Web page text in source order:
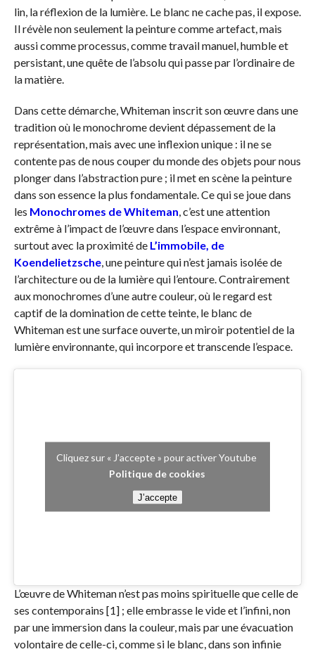
lin, la réflexion de la lumière. Le blanc ne cache pas, il expose.
Il révèle non seulement la peinture comme artefact, mais
aussi comme processus, comme travail manuel, humble et
persistant, une quête de l’absolu qui passe par l’ordinaire de
la matière.
Dans cette démarche, Whiteman inscrit son œuvre dans une
tradition où le monochrome devient dépassement de la
représentation, mais avec une inflexion unique : il ne se
contente pas de nous couper du monde des objets pour nous
plonger dans l’abstraction pure ; il met en scène la peinture
dans son essence la plus fondamentale. Ce qui se joue dans
les Monochromes de Whiteman, c’est une attention
extrême à l’impact de l’œuvre dans l’espace environnant,
surtout avec la proximité de L’immobile, de
Koendelietzsche, une peinture qui n’est jamais isolée de
l’architecture ou de la lumière qui l’entoure. Contrairement
aux monochromes d’une autre couleur, où le regard est
captif de la domination de cette teinte, le blanc de
Whiteman est une surface ouverte, un miroir potentiel de la
lumière environnante, qui incorpore et transcende l’espace.
Cliquez sur « J’accepte » pour activer Youtube
Politique de cookies
J’accepte
L’œuvre de Whiteman n’est pas moins spirituelle que celle de
ses contemporains [1] ; elle embrasse le vide et l’infini, non
par une immersion dans la couleur, mais par une évacuation
volontaire de celle-ci, comme si le blanc, dans son infinie